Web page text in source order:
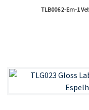
TLB006 2-Em-1